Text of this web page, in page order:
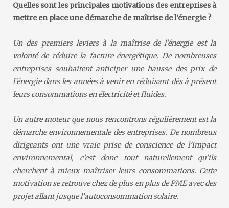
Quelles sont les principales motivations des entreprises à
mettre en place une démarche de maîtrise de l’énergie ?
Un des premiers leviers à la maîtrise de l’énergie est la
volonté de réduire la facture énergétique. De nombreuses
entreprises souhaitent anticiper une hausse des prix de
l’énergie dans les années à venir en réduisant dès à présent
leurs consommations en électricité et fluides.
Un autre moteur que nous rencontrons régulièrement est la
démarche environnementale des entreprises. De nombreux
dirigeants ont une vraie prise de conscience de l’impact
environnemental, c’est donc tout naturellement qu’ils
cherchent à mieux maîtriser leurs consommations. Cette
motivation se retrouve chez de plus en plus de PME avec des
projet allant jusque l’autoconsommation solaire.